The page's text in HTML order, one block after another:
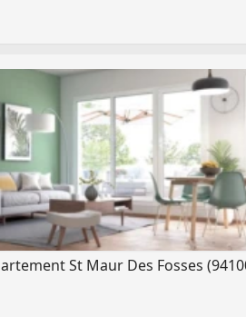
St Maur Des Fosses